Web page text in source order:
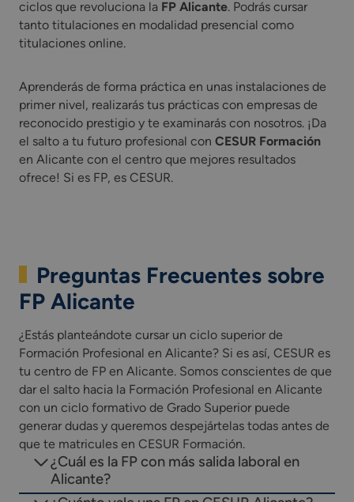
ciclos que revoluciona la FP Alicante. Podrás cursar
tanto titulaciones en modalidad presencial como
titulaciones online.
Aprenderás de forma práctica en unas instalaciones de
primer nivel, realizarás tus prácticas con empresas de
reconocido prestigio y te examinarás con nosotros. ¡Da
el salto a tu futuro profesional con CESUR Formación
en Alicante con el centro que mejores resultados
ofrece! Si es FP, es CESUR.
Preguntas Frecuentes sobre
FP Alicante
¿Estás planteándote cursar un ciclo superior de
Formación Profesional en Alicante? Si es así, CESUR es
tu centro de FP en Alicante. Somos conscientes de que
dar el salto hacia la Formación Profesional en Alicante
con un ciclo formativo de Grado Superior puede
generar dudas y queremos despejártelas todas antes de
que te matricules en CESUR Formación.
¿Cuál es la FP con más salida laboral en
Alicante?